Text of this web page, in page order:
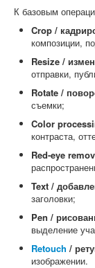
К базовым
Crop /
композиции,
Resize /
отправки,
Rotate /
съемки;
Color
контраста,
Red-eye
Text /
заголовки;
Pen /
выделение
Retouch /
изображении.